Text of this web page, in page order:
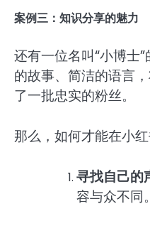
案例三：知识分享的魅力
还有一位名叫“小博士
的故事、简洁的语言
了一批忠实的粉丝。
那么，如何才能在小
寻找自己的
容与众不同。